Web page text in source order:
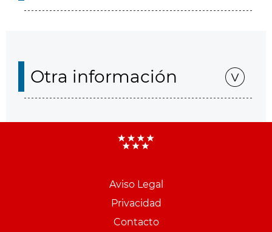
Otra información
Aviso Legal
Privacidad
Contacto